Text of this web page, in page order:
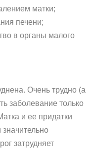
матки;
печени;
в органы малого
Очень трудно (а
заболевание только
и ее придатки
затрудняет